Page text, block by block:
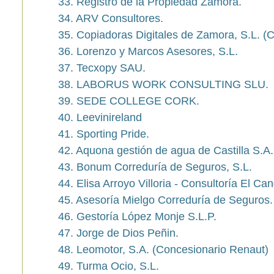
34. ARV Consultores.
35. Copiadoras Digitales de Zamora, S.L.
36. Lorenzo y Marcos Asesores, S.L.
37. Tecxopy SAU.
38. LABORUS WORK CONSULTING SLU.
39. SEDE COLLEGE CORK.
40. Leevinireland
41. Sporting Pride.
42. Aquona gestión de agua de Castilla
43. Bonum Correduría de Seguros, S.L.
44. Elisa Arroyo Villoria - Consultoría El
45. Asesoría Mielgo Correduría de Seguros.
46. Gestoría López Monje S.L.P.
47. Jorge de Dios Peñin.
48. Leomotor, S.A. (Concesionario Renaut)
49. Turma Ocio, S.L.